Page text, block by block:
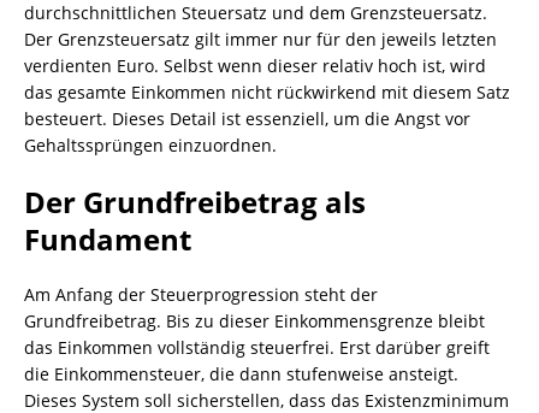
durchschnittlichen Steuersatz und dem Grenzsteuersatz.
Der Grenzsteuersatz gilt immer nur für den jeweils letzten
verdienten Euro. Selbst wenn dieser relativ hoch ist, wird
das gesamte Einkommen nicht rückwirkend mit diesem Satz
besteuert. Dieses Detail ist essenziell, um die Angst vor
Gehaltssprüngen einzuordnen.
Der Grundfreibetrag als
Fundament
Am Anfang der Steuerprogression steht der
Grundfreibetrag. Bis zu dieser Einkommensgrenze bleibt
das Einkommen vollständig steuerfrei. Erst darüber greift
die Einkommensteuer, die dann stufenweise ansteigt.
Dieses System soll sicherstellen, dass das Existenzminimum